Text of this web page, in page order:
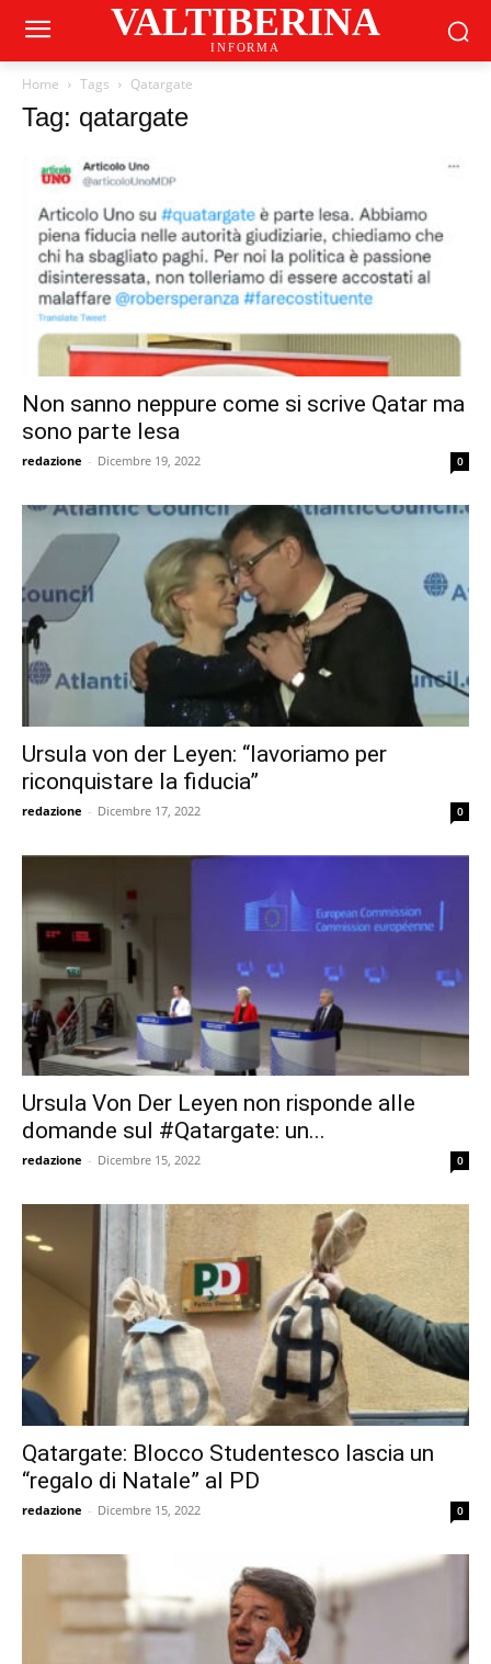
VALTIBERINA
INFORMA
Home Tags Qatargate
Tag: qatargate
Non sanno neppure come si scrive Qatar ma
sono parte lesa
redazione - Dicembre 19, 2022 0
Ursula von der Leyen: “lavoriamo per
riconquistare la fiducia”
redazione - Dicembre 17, 2022 0
Ursula Von Der Leyen non risponde alle
domande sul #Qatargate: un...
redazione - Dicembre 15, 2022 0
Qatargate: Blocco Studentesco lascia un
“regalo di Natale” al PD
redazione - Dicembre 15, 2022 0